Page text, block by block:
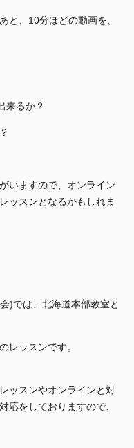
と、10分ほどの動画を、
来るか？
いますので、オンライン
ッスンとなるかもしれま
)では、北海道本部教室と
レッスンです。
ッスンやオンラインと対
応をしておりますので、